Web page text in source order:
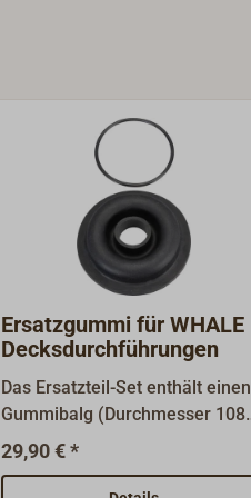
Ersatzgummi für WHALE
Decksdurchführungen
Das Ersatzteil-Set enthält einen
Gummibalg (Durchmesser 108
mm) und einen O-Ring, passend
zu verschiedenen
29,90 € *